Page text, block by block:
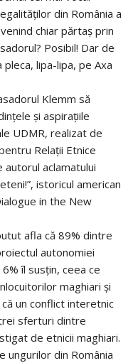
din România a
chiar părtaş prin
Posibil! Dar de
lipa-lipa, pe Axa
Klemm să
şi aspiraţiile
UDMR, realizat de
Relaţii Etnice
autorul aclamatului
istoricul american
in the New
afla că 89% dintre
autonomiei
îl susţin, ceea ce
maghiari şi
un conflict interetnic
sferturi dintre
de etnicii maghiari.
ungurilor din România